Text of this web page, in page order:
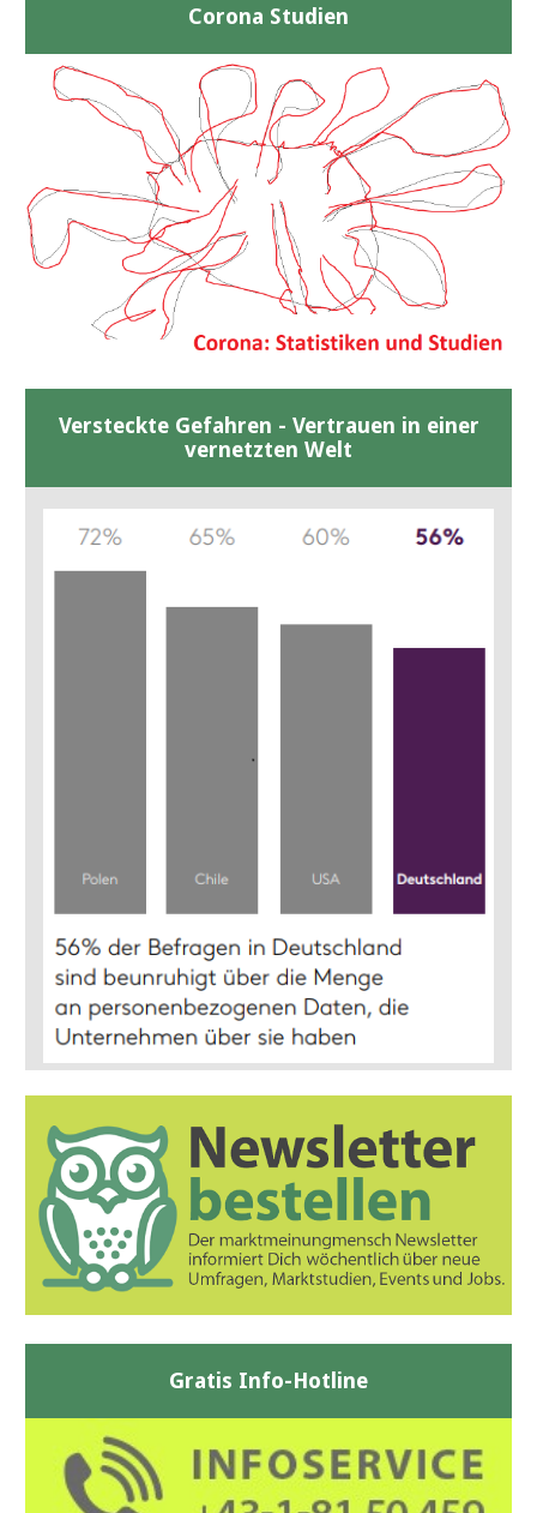
Corona Studien
Versteckte Gefahren - Vertrauen in einer
vernetzten Welt
Gratis Info-Hotline